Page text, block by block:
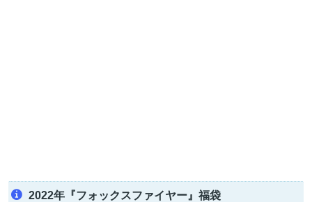
2022年『フォックスファイヤー』福袋